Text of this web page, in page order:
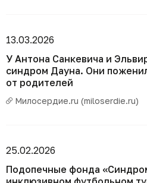
У Антона Санкевича и
синдром Дауна. Они
от родителей
Милосердие.ru (miloserdie.ru)
13.03.2026
Подопечные фонда
25.02.2026